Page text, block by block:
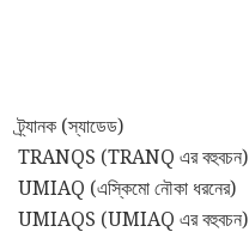
ট্র্যানক (স্যাডেড)
TRANQS (TRANQ এর বহুবচন)
UMIAQ (এস্কিমো নৌকা ধরনের)
UMIAQS (UMIAQ এর বহুবচন)